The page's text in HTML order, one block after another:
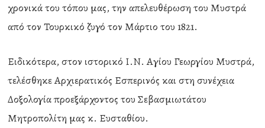
χρονικά του τόπου μας, την απελευθέρωση του Μυστρά
από τον Τουρκικό ζυγό τον Μάρτιο του 1821.
Ειδικότερα, στον ιστορικό Ι.Ν. Αγίου Γεωργίου Μυστρά,
τελέσθηκε Αρχιερατικός Εσπερινός και στη συνέχεια
Δοξολογία προεξάρχοντος του Σεβασμιωτάτου
Μητροπολίτη μας κ. Ευσταθίου.